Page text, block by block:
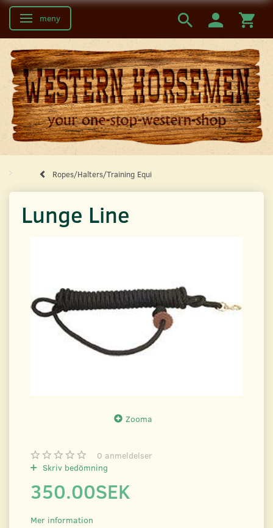
Ändra navigering
meny
Ropes/Halters/Training Equi
Lunge Line
Zooma
0 anmeldelser
Skriv bedömning
350.00SEK
Mer information